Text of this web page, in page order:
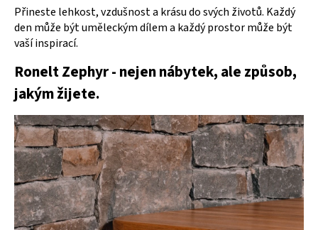
Přineste lehkost, vzdušnost a krásu do svých životů. Každý
den může být uměleckým dílem a každý prostor může být
vaší inspirací.
Ronelt Zephyr - nejen nábytek, ale způsob,
jakým žijete.